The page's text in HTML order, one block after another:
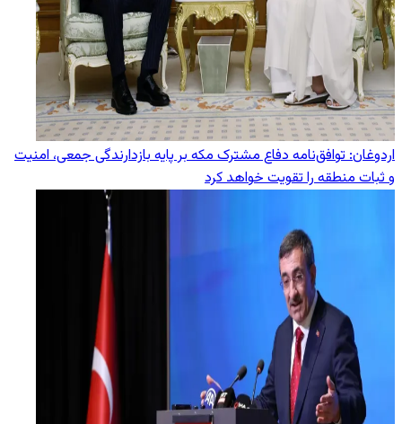
اردوغان: توافق‌نامه دفاع مشترک مکه بر پایه بازدارندگی جمعی، امنیت
و ثبات منطقه را تقویت خواهد کرد